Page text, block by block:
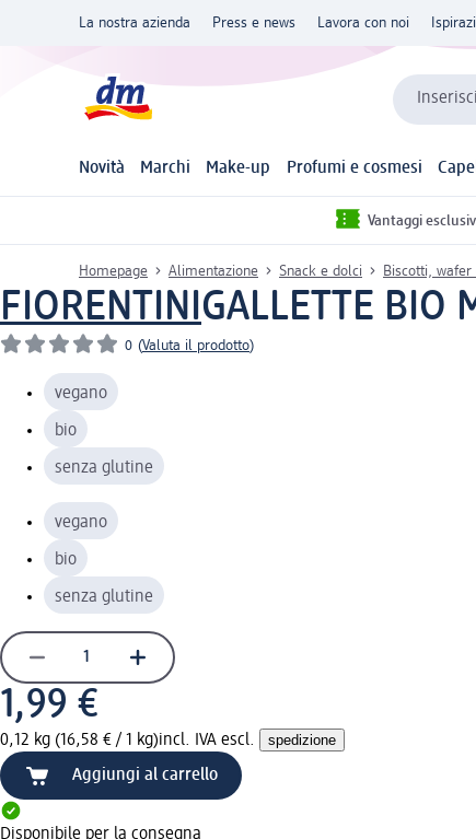
La nostra azienda Press e news Lavora con noi
Novità Marchi Make-up Profumi e cosmesi
Vantaggi
Homepage Alimentazione Snack e dolci Biscotti, wafer
FIORENTINIGALLETTE BIO
0 (Valuta il prodotto)
vegano
bio
senza glutine
vegano
bio
senza glutine
1,99 €
0,12 kg (16,58 € / 1 kg)incl. IVA escl. spedizione
Aggiungi al carrello
Disponibile per la consegna